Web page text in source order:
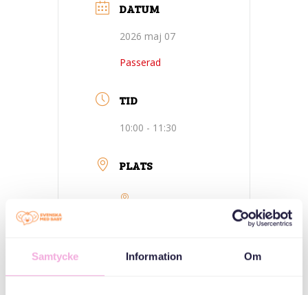
Samtycke Information Om
DATUM
2026 maj 07
Passerad
TID
10:00 - 11:30
PLATS
18